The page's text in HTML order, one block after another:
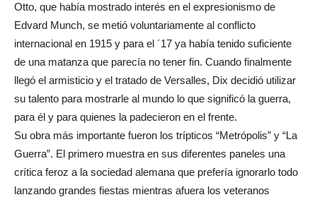
Otto, que había mostrado interés en el expresionismo de
Edvard Munch, se metió voluntariamente al conflicto
internacional en 1915 y para el ´17 ya había tenido suficiente
de una matanza que parecía no tener fin. Cuando finalmente
llegó el armisticio y el tratado de Versalles, Dix decidió utilizar
su talento para mostrarle al mundo lo que significó la guerra,
para él y para quienes la padecieron en el frente.
Su obra más importante fueron los trípticos “Metrópolis” y “La
Guerra”. El primero muestra en sus diferentes paneles una
crítica feroz a la sociedad alemana que prefería ignorarlo todo
lanzando grandes fiestas mientras afuera los veteranos